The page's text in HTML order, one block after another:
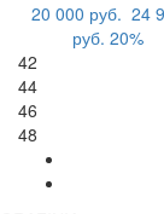
20 000 руб. 24
руб. 20%
42
44
46
48